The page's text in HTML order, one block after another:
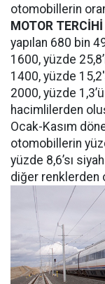
otomobillerin
MOTOR TERCİHİ
yapılan 680 bin
1600, yüzde
1400, yüzde
2000, yüzde
hacimlilerden
Ocak-Kasım
otomobillerin
yüzde 8,6’sı
diğer renklerden